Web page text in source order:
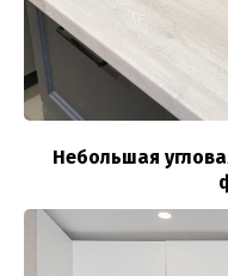
Небольшая